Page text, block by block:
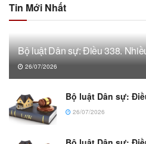
Tin Mới Nhất
Bộ luật Dân sự: Điều 338.
26/07/2026
Bộ luật Dân sự:
26/07/2026